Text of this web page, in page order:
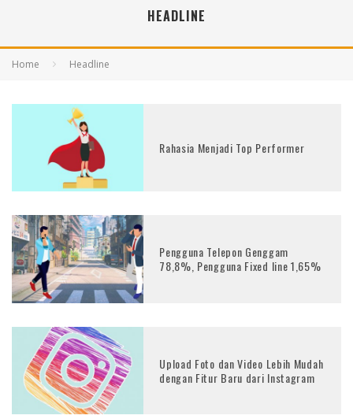
HEADLINE
Home Headline
Rahasia Menjadi Top Performer
Pengguna Telepon Genggam
78,8%, Pengguna Fixed line 1,65%
Upload Foto dan Video Lebih Mudah
dengan Fitur Baru dari Instagram